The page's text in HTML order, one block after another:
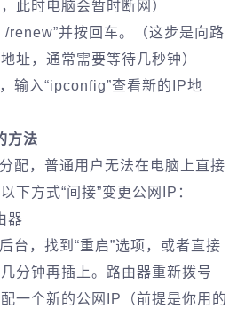
此时电脑会暂时断网）
renew”并按回车。（这步是向路
址，通常需要等待几秒钟）
输入“ipconfig”查看新的IP地
方法
配，普通用户无法在电脑上直接
下方式“间接”变更公网IP：
器
台，找到“重启”选项，或者直接
分钟再插上。路由器重新拨号
一个新的公网IP（前提是你用的